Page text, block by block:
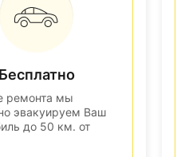
Бесплатно
ремонта мы
эвакуируем Ваш
до 50 км. от